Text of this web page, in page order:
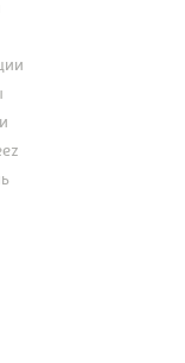
офисов,
других мероприятий.